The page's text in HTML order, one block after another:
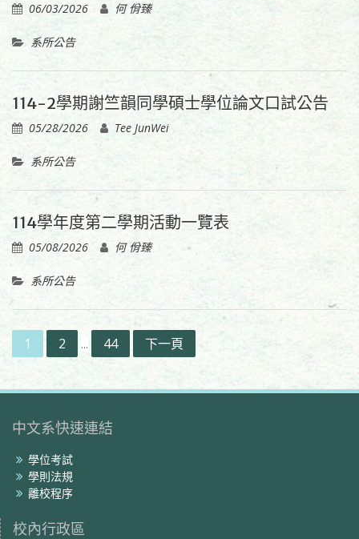
06/03/2026 何 佾臻
系所公告
114-2學期謝竺韻同學碩士學位論文口試公告
05/28/2026 Tee JunWei
系所公告
114學年度第二學期活動一覽表
05/08/2026 何 佾臻
系所公告
文
分
1 2 ... 44 下一頁
中文系快速連結
學位考試
學則法規
離校程序
校內行政區